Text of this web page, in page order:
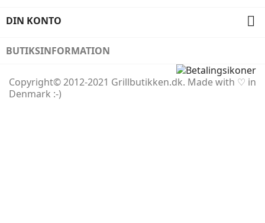
DIN KONTO 
BUTIKSINFORMATION
Copyright© 2012-2021 Grillbutikken.dk. Made with ♡ in
Denmark :-)